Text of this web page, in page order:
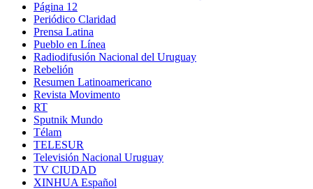
Página 12
Periódico Claridad
Prensa Latina
Pueblo en Línea
Radiodifusión Nacional del Uruguay
Rebelión
Resumen Latinoamericano
Revista Movimento
RT
Sputnik Mundo
Télam
TELESUR
Televisión Nacional Uruguay
TV CIUDAD
XINHUA Español